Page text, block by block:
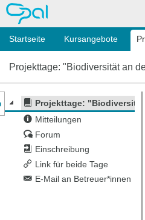
OPAL
Startseite Kursangebote
Projekttage: "Biodiversität an
Projekttage: "Biodiversität
Mitteilungen
Forum
Einschreibung
Link für beide Tage
E-Mail an Betreuer*innen
des Kursmenüs